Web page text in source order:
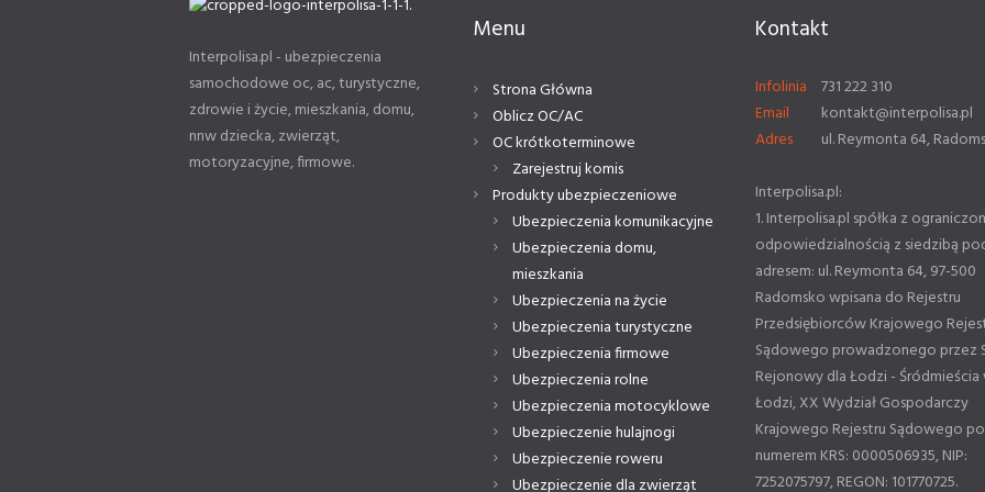
Interpolisa.pl - ubezpieczenia
samochodowe oc, ac, turystyczne,
zdrowie i życie, mieszkania, domu,
nnw dziecka, zwierząt,
motoryzacyjne, firmowe.
Menu
Strona Główna
Oblicz OC/AC
OC krótkoterminowe
Zarejestruj komis
Produkty ubezpieczeniowe
Ubezpieczenia komunikacyjne
Ubezpieczenia domu,
mieszkania
Ubezpieczenia na życie
Ubezpieczenia turystyczne
Ubezpieczenia firmowe
Ubezpieczenia rolne
Ubezpieczenia motocyklowe
Ubezpieczenie hulajnogi
Ubezpieczenie roweru
Ubezpieczenie dla zwierząt
Kontakt
Infolinia
731 222 310
Email
kontakt@interpolisa.pl
Adres
ul. Reymonta 64,
Interpolisa.pl:
1. Interpolisa.pl spółka z
odpowiedzialnością z siedzibą
adresem: ul. Reymonta 64, 97-500
Radomsko wpisana do Rejestru
Przedsiębiorców Krajowego
Sądowego prowadzonego przez
Rejonowy dla Łodzi - Śródmieścia
Łodzi, XX Wydział Gospodarczy
Krajowego Rejestru Sądowego
numerem KRS: 0000506935, NIP:
7252075797, REGON: 101770725.